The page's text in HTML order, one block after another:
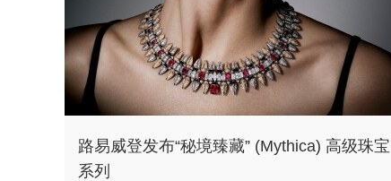
路易威登发布“秘境臻藏” (Mythica) 高级珠宝
系列